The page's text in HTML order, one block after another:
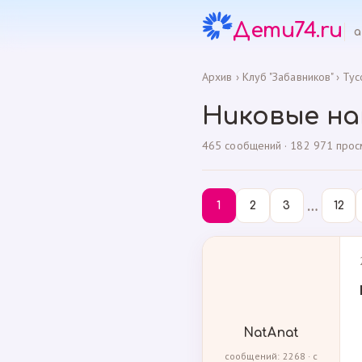
Дети74.ru
Архив › Клуб "Забавников"›
Никовые
465 сообщений · 182 971
1 2 3 … 12
NatAnat
сообщений: 2268 · с